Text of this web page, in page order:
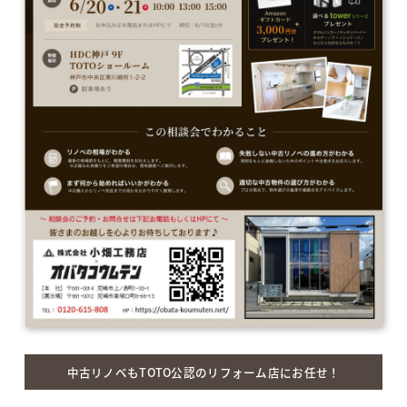
中古リノベもTOTO公認のリフォーム店にお任せ！